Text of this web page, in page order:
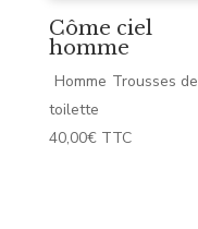
Côme ciel
homme
Homme Trousses de
toilette
40,00€ TTC